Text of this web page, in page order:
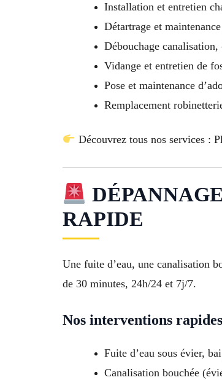
Installation et entretien
Détartrage et
Débouchage
Vidange et entretien de
Pose et maintenance
Remplacement
Découvrez tous nos services :
RAPIDE
Une fuite d’eau, une canalisation
de 30 minutes, 24h/24 et 7j/7.
Nos interventions
Fuite d’eau sous évier,
Canalisation bouchée